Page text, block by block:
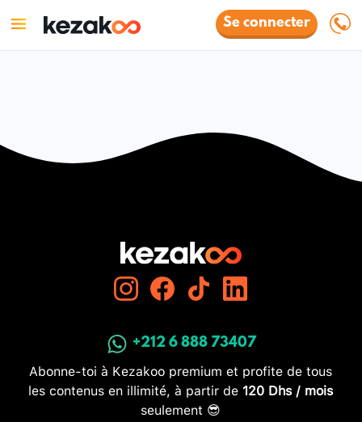
Se connecter
+212 6 888 73407
Abonne-toi à Kezakoo premium et profite de tous
les contenus en illimité, à partir de 120 Dhs / mois
seulement 😎